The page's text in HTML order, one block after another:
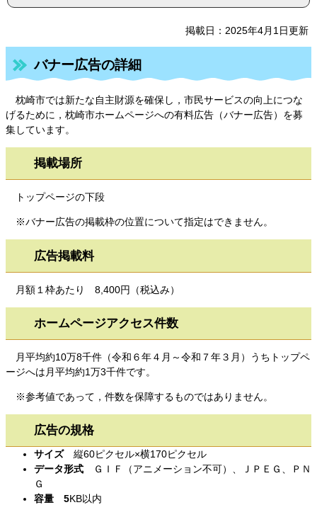
掲載日：2025年4月1日更新
バナー広告の詳細
枕崎市では新たな自主財源を確保し，市民サービスの向上につな
げるために，枕崎市ホームページへの有料広告（バナー広告）を募
集しています。
掲載場所
トップページの下段
※バナー広告の掲載枠の位置について指定はできません。
広告掲載料
月額１枠あたり 8,400円（税込み）
ホームページアクセス件数
月平均約10万8千件（令和６年４月～令和７年３月）うちトップペ
ージへは月平均約1万3千件です。
※参考値であって，件数を保障するものではありません。
広告の規格
サイズ 縦60ピクセル×横170ピクセル
データ形式
ＧＩＦ（アニメーション不可）、ＪＰＥＧ、ＰＮ
Ｇ
容量 5KB以内